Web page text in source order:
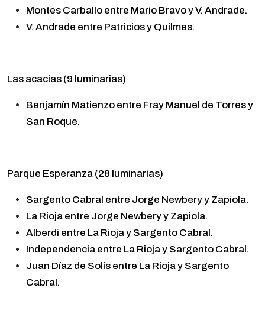
Montes Carballo entre Mario Bravo y V. Andrade.
V. Andrade entre Patricios y Quilmes.
Las acacias (9 luminarias)
Benjamín Matienzo entre Fray Manuel de Torres y
San Roque.
Parque Esperanza (28 luminarias)
Sargento Cabral entre Jorge Newbery y Zapiola.
La Rioja entre Jorge Newbery y Zapiola.
Alberdi entre La Rioja y Sargento Cabral.
Independencia entre La Rioja y Sargento Cabral.
Juan Díaz de Solís entre La Rioja y Sargento
Cabral.